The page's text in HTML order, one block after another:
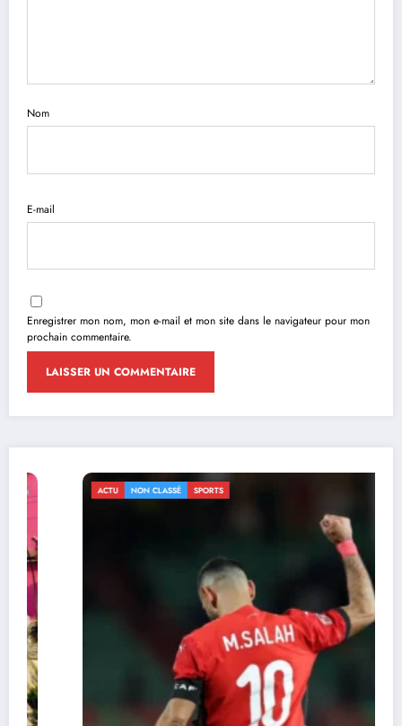
Nom
E-mail
Enregistrer mon nom, mon e-mail et mon site dans le navigateur pour mon
prochain commentaire.
ACTU NON CLASSÉ SPORTS